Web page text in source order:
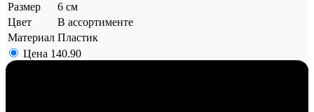
Размер
6 см
Цвет
В ассортименте
Материал Пластик
Цена 140.90